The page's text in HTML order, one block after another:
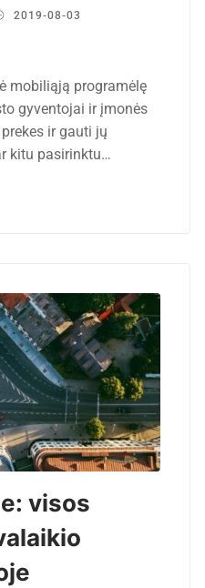
2019-08-03
mobiliąją programėlę
gyventojai ir įmonės
ir gauti jų
kitu pasirinktu…
visos